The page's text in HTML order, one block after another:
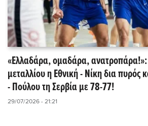
«Ελλαδάρα, ομαδάρα,
μεταλλίου η Εθνική - Νίκη δια
- Πούλου τη Σερβία με 78-77!
29/07/2026 - 21:21